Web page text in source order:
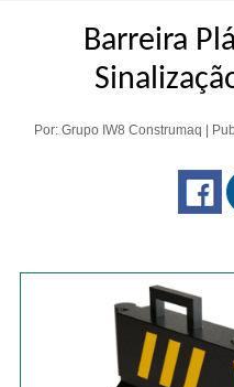
Barreira
Por: Grupo IW8 Construmaq |